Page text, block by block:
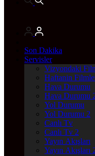
Son Dakika
Servisler
Vizyondaki
Haftanin
Hava Durumu
Hava Durumu
Yol Durumu
Yol Durumu 2
Canlı Tv
Canlı Tv 2
Yayın Akışları
Yayın Akışları